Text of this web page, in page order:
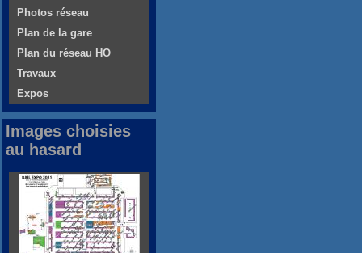
Photos réseau
Plan de la gare
Plan du réseau HO
Travaux
Expos
Images choisies
au hasard